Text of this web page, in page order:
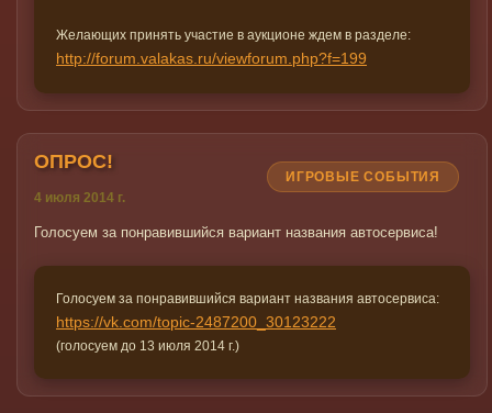
Желающих принять участие в аукционе ждем в разделе:
http://forum.valakas.ru/viewforum.php?f=199
ИГРОВЫЕ СОБЫТИЯ
ОПРОС!
4 июля 2014 г.
Голосуем за понравившийся вариант названия автосервиса!
Голосуем за понравившийся вариант названия автосервиса:
https://vk.com/topic-2487200_30123222
(голосуем до 13 июля 2014 г.)